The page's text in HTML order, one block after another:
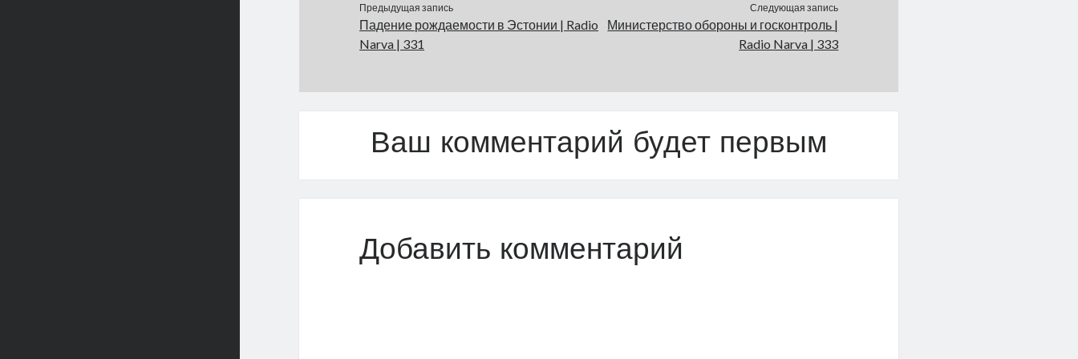
Предыдущая запись
Падение рождаемости в Эстонии | Radio
Narva | 331
Следующая запись
Министерство обороны и госконтроль |
Radio Narva | 333
Ваш комментарий будет первым
Добавить комментарий